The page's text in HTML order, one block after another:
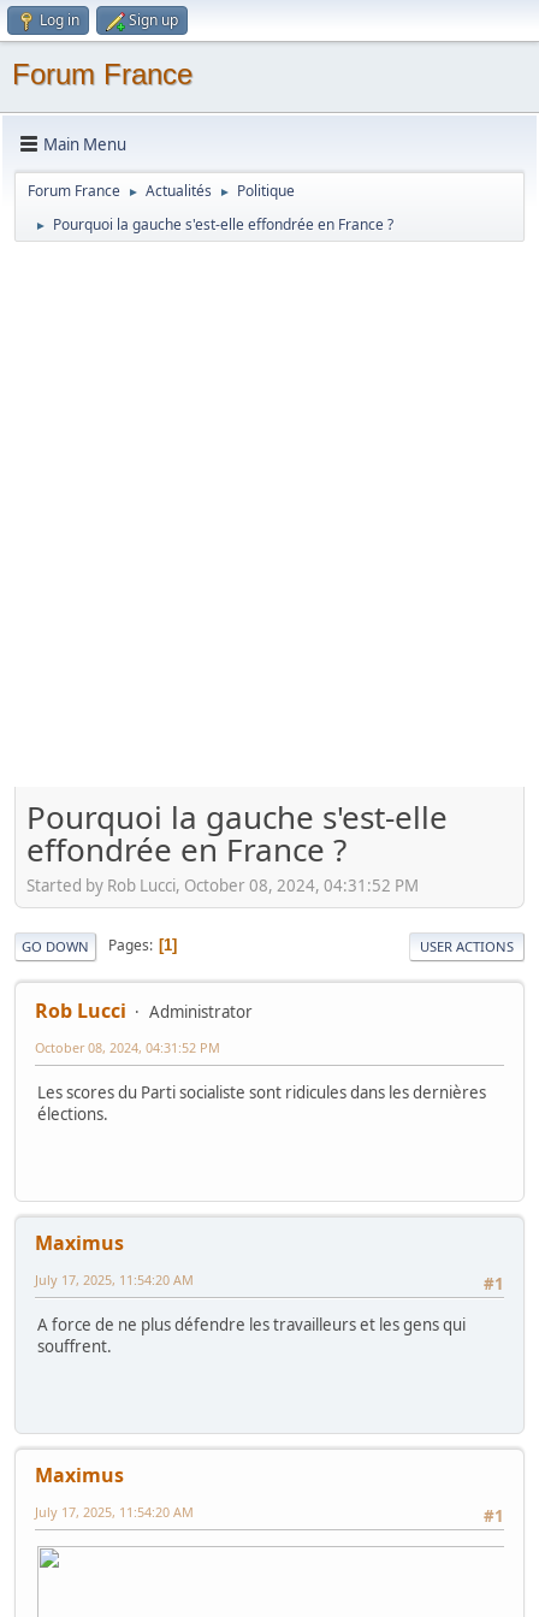
Log in Sign up
Forum France
Main Menu
Forum France ► Actualités ► Politique
► Pourquoi la gauche s'est-elle effondrée en France ?
Pourquoi la gauche s'est-elle
effondrée en France ?
Started by Rob Lucci, October 08, 2024, 04:31:52 PM
GO DOWN Pages 1 USER ACTIONS
Rob Lucci Administrator
October 08, 2024, 04:31:52 PM
Les scores du Parti socialiste sont ridicules dans les dernières
élections.
Maximus
#1
July 17, 2025, 11:54:20 AM
A force de ne plus défendre les travailleurs et les gens qui
souffrent.
Maximus
#1
July 17, 2025, 11:54:20 AM